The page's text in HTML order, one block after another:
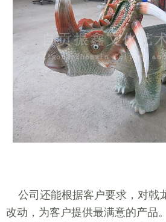
公司还能根据客户要求，对戟
改动，为客户提供最满意的产品